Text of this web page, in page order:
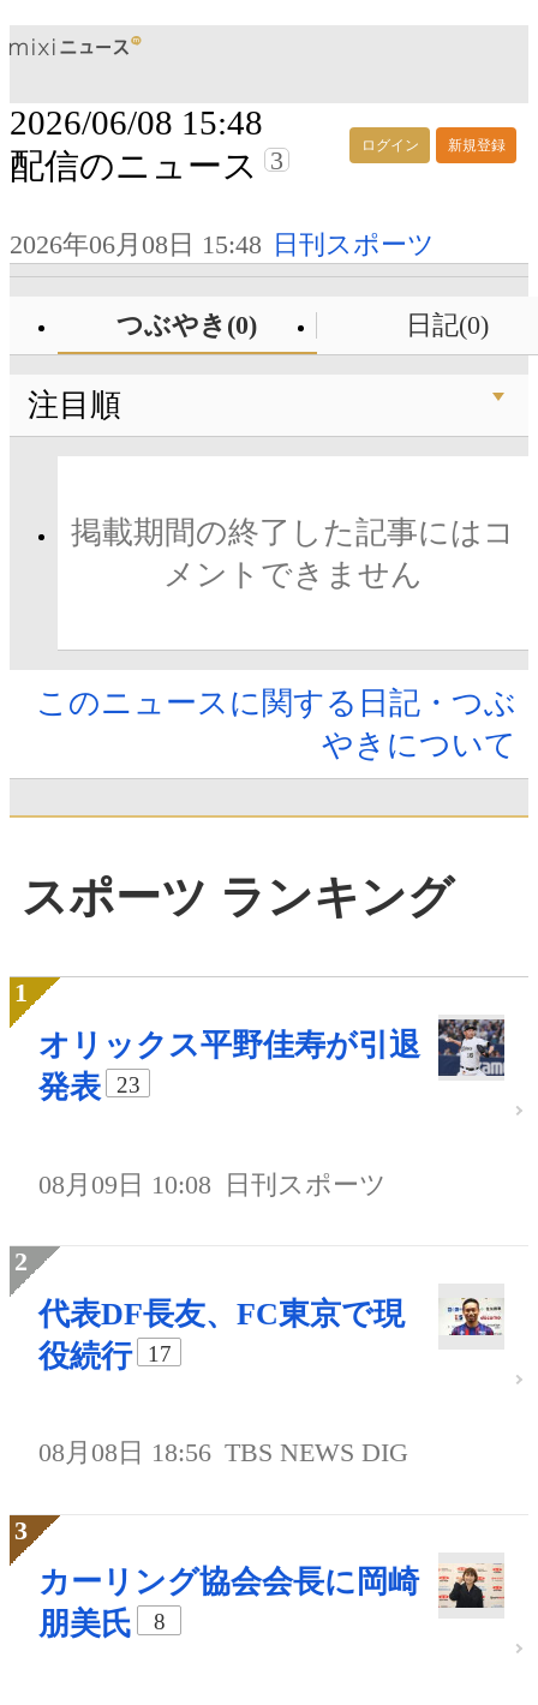
ログイン 新規登録
2026/06/08 15:48
配信のニュース
3
2026年06月08日 15:48 日刊スポーツ
つぶやき(0) 日記(0)
注目順
掲載期間の終了した記事にはコ
メントできません
このニュースに関する日記・つぶ
やきについて
スポーツ ランキング
オリックス平野佳寿が引退
発表
23
08月09日 10:08 日刊スポーツ
代表DF長友、FC東京で現
役続行
17
08月08日 18:56 TBS NEWS DIG
カーリング協会会長に岡崎
朋美氏
8